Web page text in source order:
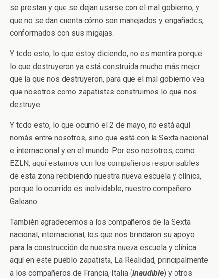
se prestan y que se dejan usarse con el mal gobierno, y
que no se dan cuenta cómo son manejados y engañados,
conformados con sus migajas.
Y todo esto, lo que estoy diciendo, no es mentira porque
lo que destruyeron ya está construida mucho más mejor
que la que nos destruyeron, para que el mal gobierno vea
que nosotros como zapatistas construimos lo que nos
destruye.
Y todo esto, lo que ocurrió el 2 de mayo, no está aquí
nomás entre nosotros, sino que está con la Sexta nacional
e internacional y en el mundo. Por eso nosotros, como
EZLN, aquí estamos con los compañeros responsables
de esta zona recibiendo nuestra nueva escuela y clínica,
porque lo ocurrido es inolvidable, nuestro compañero
Galeano.
También agradecemos a los compañeros de la Sexta
nacional, internacional, los que nos brindaron su apoyo
para la construcción de nuestra nueva escuela y clínica
aquí en este pueblo zapatista, La Realidad, principalmente
a los compañeros de Francia, Italia (inaudible) y otros